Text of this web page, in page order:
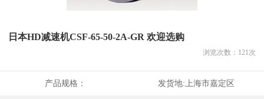
日本HD减速机CSF-65-50-2A-GR 欢迎选购
浏览次数： 121次
产品规格： 发货地: 上海市嘉定区